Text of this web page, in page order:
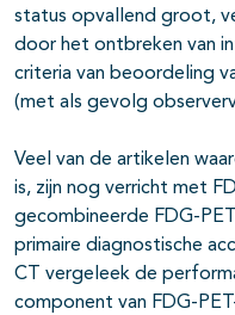
status opvallend groot,
door het ontbreken van
criteria van beoordeling
(met als gevolg
Veel van de artikelen
is, zijn nog verricht met
gecombineerde FDG-
primaire diagnostische
CT vergeleek de
component van FDG-